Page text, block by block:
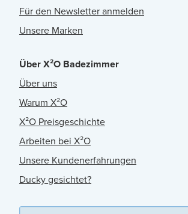
Für den Newsletter anmelden
Unsere Marken
Über X²O Badezimmer
Über uns
Warum X²O
X²O Preisgeschichte
Arbeiten bei X²O
Unsere Kundenerfahrungen
Ducky gesichtet?